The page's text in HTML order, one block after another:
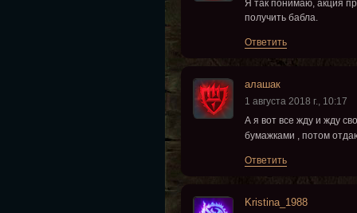
Я так понимаю, акция
получить бабла.
Ответить
алашак
1 августа 2018 г., 10:17
А я вот все жду и жду
бумажками , потом
Ответить
Kristina_1988